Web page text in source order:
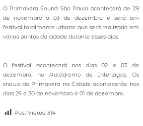
O Primavera Sound São Paulo acontecerá de 29
de novembro a 03 de dezembro e será um
festival totalmente urbano que será realizado em
vários pontos da cidade durante esses dias.
O festival acontecerá nos dias 02 e 03 de
dezembro, no Autódromo de Interlagos. Os
shows do Primavera na Cidade acontecerão nos
dias 29 e 30 de novembro e 01 de dezembro.
Post Views: 314